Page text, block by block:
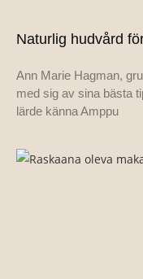
Naturlig hudvård
Ann Marie Hagman,
med sig av sina bästa
lärde känna Amppu